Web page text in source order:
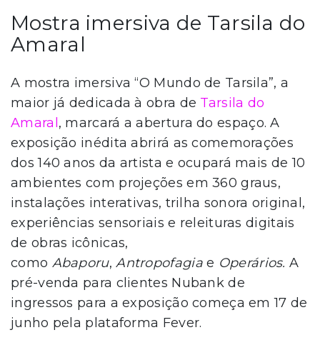
Mostra imersiva de Tarsila do
Amaral
A mostra imersiva “O Mundo de Tarsila”, a
maior já dedicada à obra de Tarsila do
Amaral, marcará a abertura do espaço. A
exposição inédita abrirá as comemorações
dos 140 anos da artista e ocupará mais de 10
ambientes com projeções em 360 graus,
instalações interativas, trilha sonora original,
experiências sensoriais e releituras digitais
de obras icônicas,
como Abaporu,Antropofagiae Operários.A
pré-venda para clientes Nubank de
ingressos para a exposição começa em 17 de
junho pela plataforma Fever.